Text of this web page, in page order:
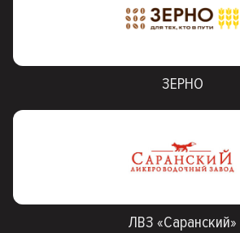
ЗЕРНО
ЛВЗ «Саранский»